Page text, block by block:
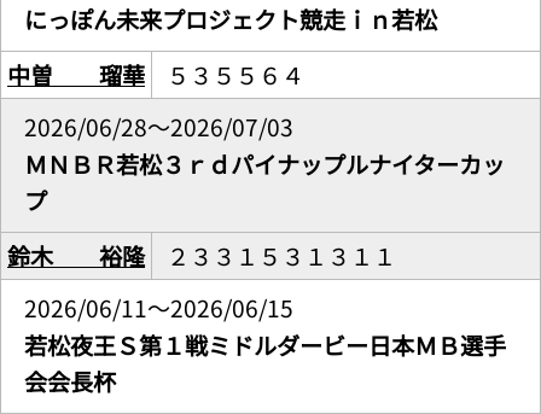
にっぽん未来プロジェクト競走ｉｎ若松
中曽 瑠華
５３５５６４
2026/06/28～2026/07/03
ＭＮＢＲ若松３ｒｄパイナップルナイターカッ
プ
鈴木 裕隆
２３３１５３１３１１
2026/06/11～2026/06/15
若松夜王Ｓ第１戦ミドルダービー日本ＭＢ選手
会会長杯